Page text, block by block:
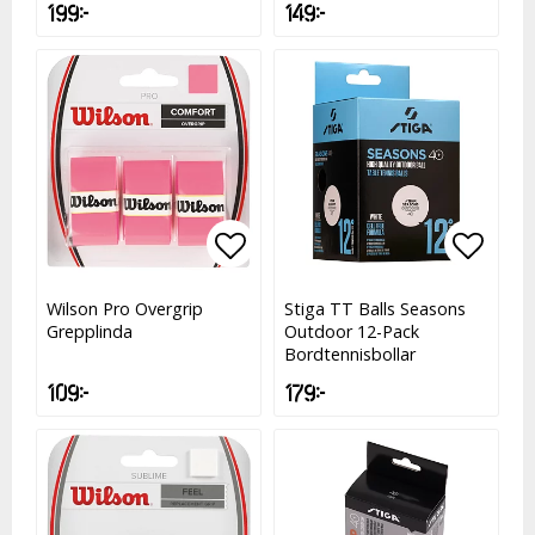
199 kr 149 kr
Lägg till i favoritlistan
Wilson Pro Overgrip
Grepplinda
109 kr
Stiga TT Balls Seasons
Outdoor 12-Pack
Bordtennisbollar
179 kr